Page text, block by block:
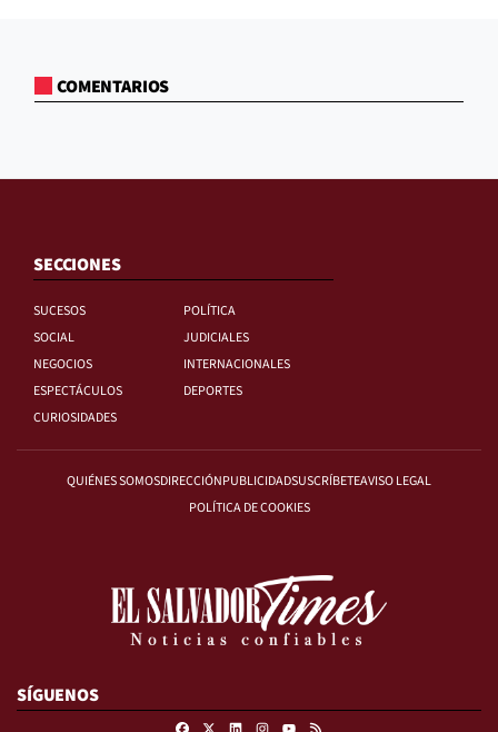
COMENTARIOS
SECCIONES
SUCESOS
POLÍTICA
SOCIAL
JUDICIALES
NEGOCIOS
INTERNACIONALES
ESPECTÁCULOS
DEPORTES
CURIOSIDADES
QUIÉNES SOMOSDIRECCIÓNPUBLICIDADSUSCRÍBETEAVISO LEGAL
POLÍTICA DE COOKIES
SÍGUENOS
FacebookLinkedinInstagram